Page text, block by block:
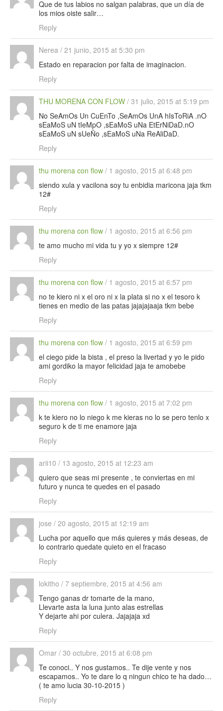
Que de tus labios no salgan palabras, que un día de
los mios oiste salir…
Reply
Nerea / 21 junio, 2015 at 5:30 pm
Estado en reparacion por falta de imaginacion.
Reply
THU MORENA CON FLOW / 31 julio, 2015 at 5:19 pm
No SeAmOs Un CuEnTo ,SeAmOs UnA hIsToRiA .nO
sEaMoS uN tIeMpO ,sEaMoS uNa EtErNiDaD.nO
sEaMoS uN sUeÑo ,sEaMoS uNa ReAliDaD.
Reply
thu morena con flow / 1 agosto, 2015 at 6:48 pm
siendo xula y vacilona soy tu enbidia maricona jaja tkm
12#
Reply
thu morena con flow / 1 agosto, 2015 at 6:56 pm
te amo mucho mi vida tu y yo x siempre 12#
Reply
thu morena con flow / 1 agosto, 2015 at 6:57 pm
no te kiero ni x el oro ni x la plata si no x el tesoro k
tienes en medio de las patas jajajajaaja tkm bebe
Reply
thu morena con flow / 1 agosto, 2015 at 6:59 pm
el ciego pide la bista , el preso la livertad y yo le pido
ami gordiko la mayor felicidad jaja te amobebe
Reply
thu morena con flow / 1 agosto, 2015 at 7:02 pm
k te kiero no lo niego k me kieras no lo se pero tenlo x
seguro k de ti me enamore jaja
Reply
arii10 / 13 agosto, 2015 at 12:23 am
quiero que seas mi presente , te conviertas en mi
futuro y nunca te quedes en el pasado
Reply
jose / 20 agosto, 2015 at 12:19 am
Lucha por aquello que más quieres y más deseas, de
lo contrario quedate quieto en el fracaso
Reply
lokitho / 7 septiembre, 2015 at 4:56 am
Tengo ganas dr tomarte de la mano,
Llevarte asta la luna junto alas estrellas
Y dejarte ahi por culera. Jajajaja xd
Reply
Omar / 30 octubre, 2015 at 6:08 pm
Te conoci.. Y nos gustamos.. Te dije vente y nos
escapamos.. Yo te dare lo q ningun chico te ha dado…
( te amo lucia 30-10-2015 )
Reply